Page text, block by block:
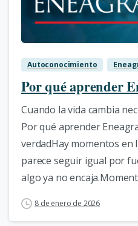
Autoconocimiento
Por qué aprender
Cuando la vida cambia
Por qué aprender
verdadHay momentos en
parece seguir igual por
algo ya no
8 de enero de 2026